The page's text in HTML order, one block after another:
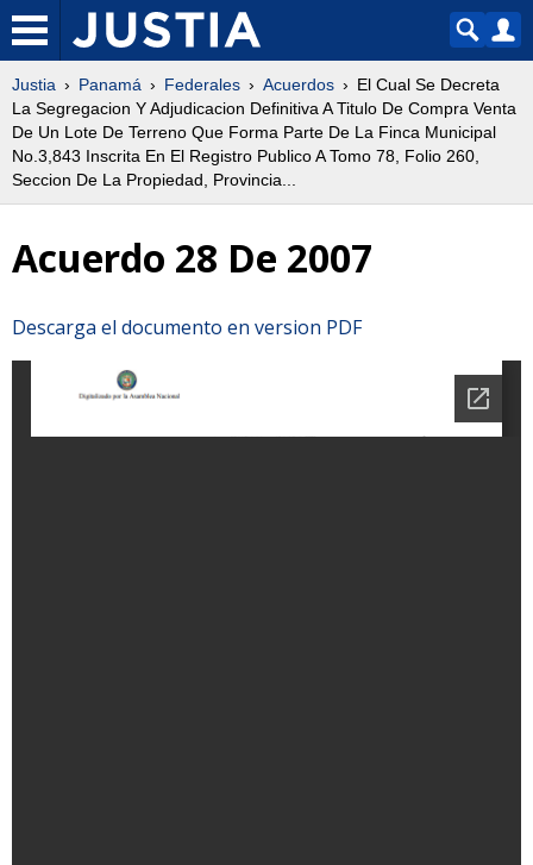
Justia Panamá Federales Acuerdos
El Cual Se Decreta
La Segregacion Y Adjudicacion Definitiva A Titulo De Compra Venta
De Un Lote De Terreno Que Forma Parte De La Finca Municipal
No.3,843 Inscrita En El Registro Publico A Tomo 78, Folio 260,
Seccion De La Propiedad, Provincia...
Acuerdo 28 De 2007
Descarga el documento en version PDF